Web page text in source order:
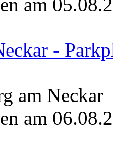
-
am Neckar
am